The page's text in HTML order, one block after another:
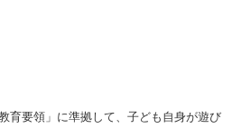
育要領」に準拠して、子ども自身が遊び